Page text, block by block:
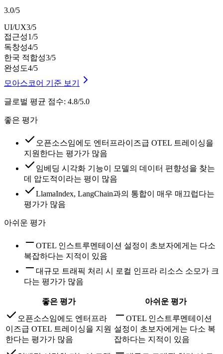
3.0/5
UI/UX3/5
접근성1/5
독창성4/5
한국 적합성3/5
완성도4/5
모아스코어 기준 보기
글로벌 평균 점수: 4.8/5.0
좋은 평가
오픈소스임에도 엔터프라이즈급 OTEL 트레이싱을
지원한다는 평가가 많음
임베딩 시각화 기능이 모델의 데이터 편향성을 찾는
데 압도적이라는 평이 많음
LlamaIndex, LangChain과의 통합이 매우 매끄럽다는
평가가 많음
아쉬운 평가
OTEL 인스트루멘테이션 설정이 초보자에게는 다소
복잡하다는 지적이 있음
대규모 트래픽 처리 시 로컬 인프라 리소스 소모가 크
다는 평가가 많음
좋은 평가
아쉬운 평가
오픈소스임에도 엔터프라
이즈급 OTEL 트레이싱을 지원
한다는 평가가 많음
OTEL 인스트루멘테이션
설정이 초보자에게는 다소 복
잡하다는 지적이 있음